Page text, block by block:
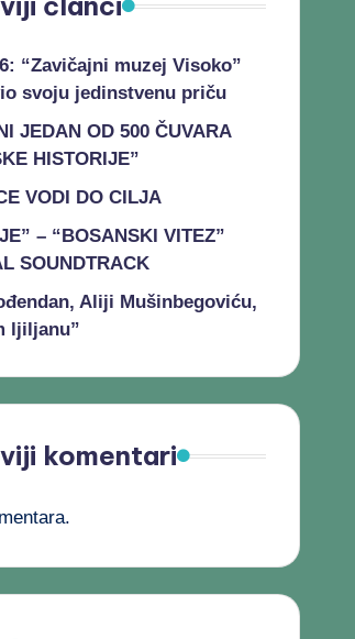
“Zavičajni muzej Visoko”
svoju jedinstvenu priču
JEDAN OD 500 ČUVARA
HISTORIJE”
VODI DO CILJA
– “BOSANSKI VITEZ”
SOUNDTRACK
Aliji Mušinbegoviću,
ljiljanu”
komentari